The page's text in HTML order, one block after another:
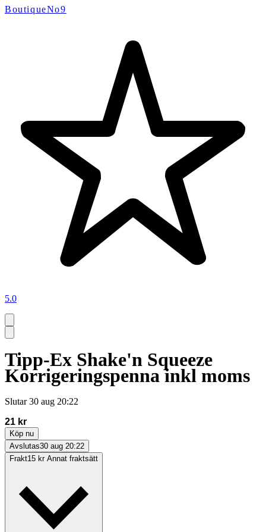
BoutiqueNo9
5.0
Tipp-Ex Shake'n Squeeze
Korrigeringspenna inkl moms
Slutar 30 aug 20:22
21 kr
Köp nu
Avslutas30 aug 20:22
Frakt15 kr Annat fraktsätt